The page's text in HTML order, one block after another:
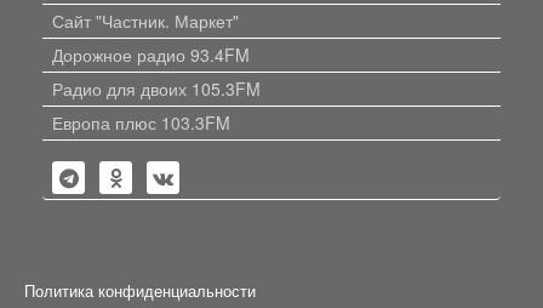
Сайт "Частник. Маркет"
Дорожное радио 93.4FM
Радио для двоих 105.3FM
Европа плюс 103.3FM
Политика конфиденциальности